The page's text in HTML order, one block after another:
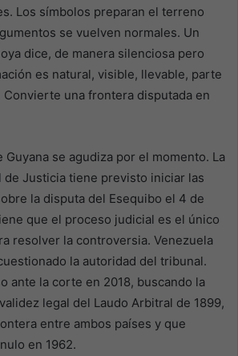
Los símbolos preparan el terreno
se vuelven normales. Un
dice, de manera silenciosa pero
es natural, visible, llevable, parte
una frontera disputada en
Guyana se agudiza por el momento. La
de Justicia tiene previsto iniciar las
la disputa del Esequibo el 4 de
que el proceso judicial es el único
resolver la controversia. Venezuela
la autoridad del tribunal.
ante la corte en 2018, buscando la
legal del Laudo Arbitral de 1899,
entre ambos países y que
en 1962.